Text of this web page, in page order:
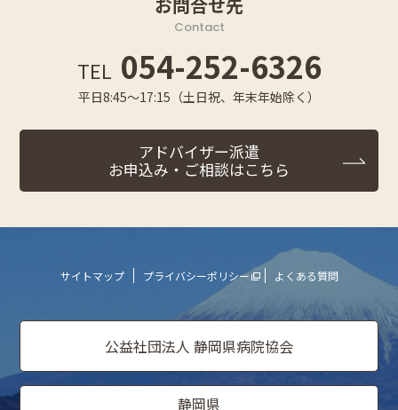
Contact
TEL 054-252-6326
平日8:45～17:15（土日祝、年末年始除く）
アドバイザー派遣
お申込み・ご相談はこちら
よくある質問
プライバシーポリシー
サイトマップ
公益社団法人 静岡県病院協会
静岡県